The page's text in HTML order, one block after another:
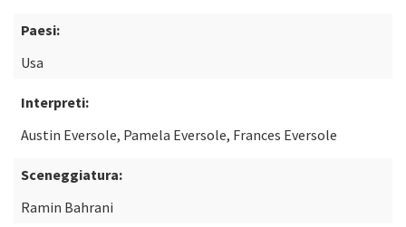
Paesi:
Usa
Interpreti:
Austin Eversole, Pamela Eversole, Frances Eversole
Sceneggiatura:
Ramin Bahrani